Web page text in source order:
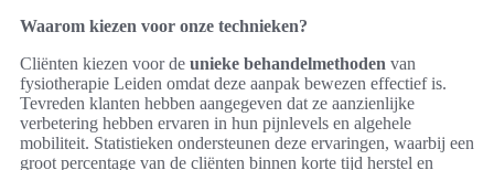
Waarom kiezen voor onze technieken?
Cliënten kiezen voor de unieke behandelmethoden van
fysiotherapie Leiden omdat deze aanpak bewezen effectief is.
Tevreden klanten hebben aangegeven dat ze aanzienlijke
verbetering hebben ervaren in hun pijnlevels en algehele
mobiliteit. Statistieken ondersteunen deze ervaringen, waarbij een
groot percentage van de cliënten binnen korte tijd herstel en